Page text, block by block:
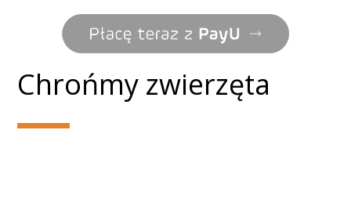
Chrońmy zwierzęta